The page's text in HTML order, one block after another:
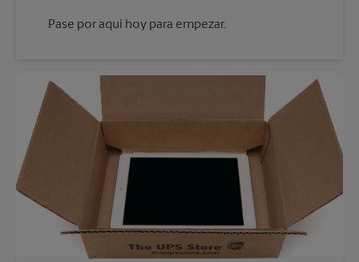
Pase por aquí hoy para empezar.